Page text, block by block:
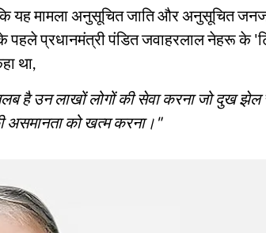
यह मामला अनुसूचित जाति और अनुसूचित
पहले प्रधानमंत्री पंडित जवाहरलाल नेहरू के
था,
है उन लाखों लोगों की सेवा करना जो दुख झेल
असमानता को खत्म करना।"